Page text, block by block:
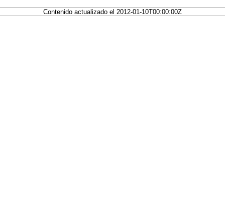
Contenido actualizado el 2012-01-10T00:00:00Z